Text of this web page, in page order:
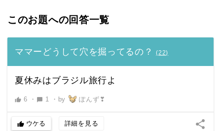
このお題への回答一覧
ママーどうして穴を掘ってるの？ (22)
夏休みはブラジル旅行よ
thumb_up 6 ・ chat_bubble 1 ・ by ぽんず❣
thumb_up ウケる 詳細を見る share